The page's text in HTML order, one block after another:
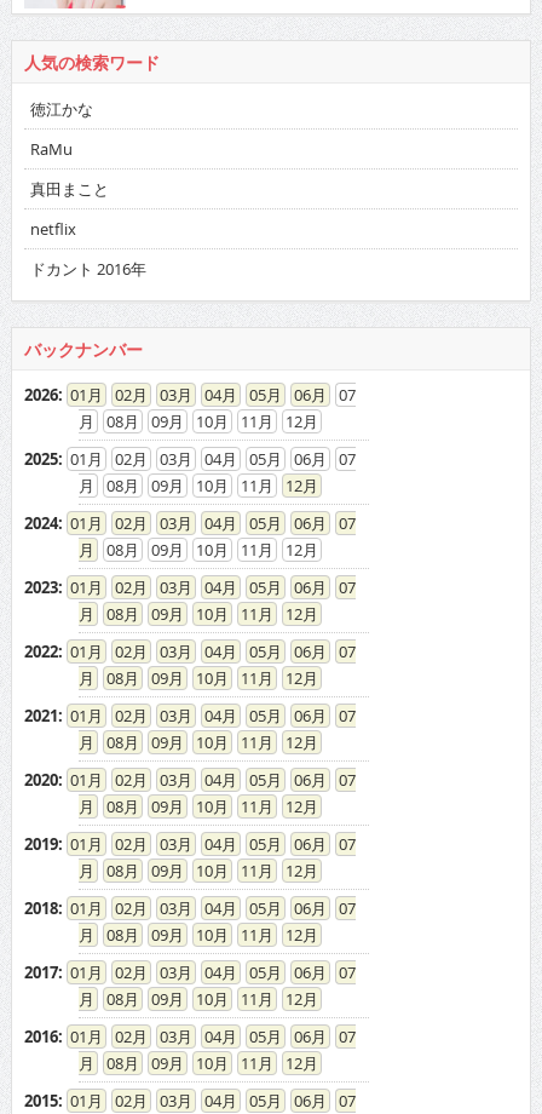
人気の検索ワード
徳江かな
RaMu
真田まこと
netflix
ドカント 2016年
バックナンバー
2026: 01 02 03 04 05 06
07
08
09 10 11
12
2025: 01 02 03 04 05 06
07
08
09 10 11
12
2024: 01 02 03 04 05 06
07
08
09 10 11
12
2023: 01 02 03 04 05 06
07
08
09 10 11
12
2022: 01 02 03 04 05 06
07
08
09 10 11
12
2021: 01 02 03 04 05 06
07
08
09 10 11
12
2020: 01 02 03 04 05 06
07
08
09 10 11
12
2019: 01 02 03 04 05 06
07
08
09 10 11
12
2018: 01 02 03 04 05 06
07
08
09 10 11
12
2017: 01 02 03 04 05 06
07
08
09 10 11
12
2016: 01 02 03 04 05 06
07
08
09 10 11
12
2015: 01 02 03 04 05 06
07